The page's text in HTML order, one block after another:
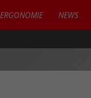
ERGONOMIE NEWS